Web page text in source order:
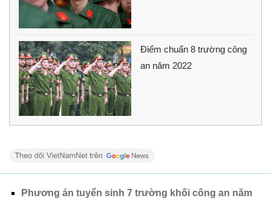
Điểm chuẩn 8 trường công
an năm 2022
Phương án tuyển sinh 7 trường khối công an năm